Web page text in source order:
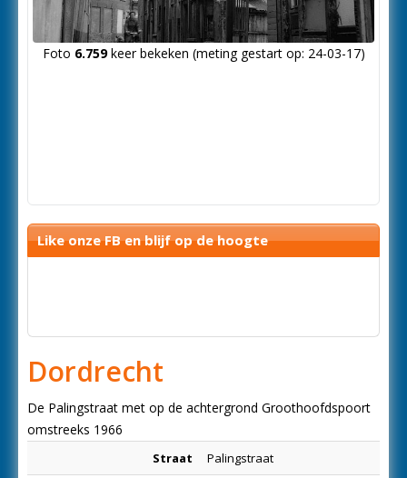
Foto 6.759keer bekeken (meting gestart op: 24-03-17)
Like onze FB en blijf op de hoogte
Dordrecht
De Palingstraat met op de achtergrond Groothoofdspoort
omstreeks 1966
Straat Palingstraat